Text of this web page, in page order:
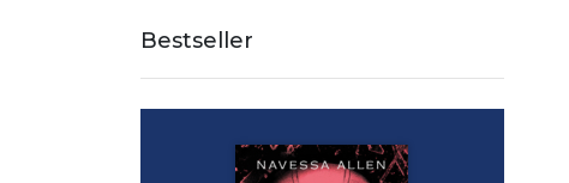
Bestseller